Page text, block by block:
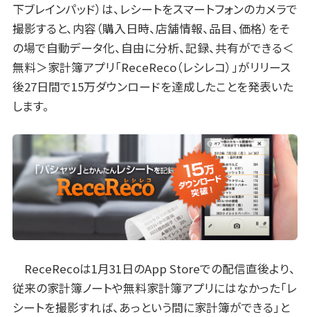
下ブレインパッド）は、レシートをスマートフォンのカメラで
撮影すると、内容（購入日時、店舗情報、品目、価格）をそ
の場で自動データ化、自由に分析、記録、共有ができる＜
無料＞家計簿アプリ「ReceReco（レシレコ）」がリリース
後27日間で15万ダウンロードを達成したことを発表いた
します。
ReceRecoは1月31日のApp Storeでの配信直後より、
従来の家計簿ノートや無料家計簿アプリにはなかった「レ
シートを撮影すれば、あっという間に家計簿ができる」と